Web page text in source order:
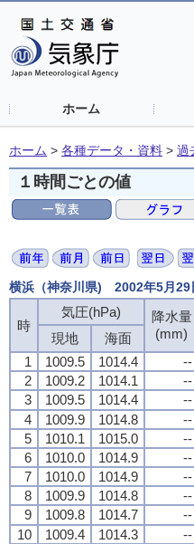
ホーム
ホーム > 各種データ・資料 > 過
１時間ごとの値
横浜（神奈川県) 2002年5月29
時
気圧(hPa)
降水量
(mm)
現地
海面
1
1009.5 1014.4 --
2
1009.2 1014.1 --
3
1009.5 1014.4 --
4
1009.9 1014.8 --
5
1010.1 1015.0 --
6
1010.0 1014.9 --
7
1010.0 1014.9 --
8
1009.9 1014.8 --
9
1009.8 1014.7 --
10
1009.4 1014.3 --
時
気圧(hPa)
降水量
(mm)
現地
海面
1
1009.5 1014.4 --
2
1009.2 1014.1 --
3
1009.5 1014.4 --
4
1009.9 1014.8 --
5
1010.1 1015.0 --
6
1010.0 1014.9 --
7
1010.0 1014.9 --
8
1009.9 1014.8 --
9
1009.8 1014.7 --
10
1009.4 1014.3 --
時
気圧(hPa)
降水量
(mm)
現地
海面
1
1009.5 1014.4 --
2
1009.2 1014.1 --
3
1009.5 1014.4 --
4
1009.9 1014.8 --
5
1010.1 1015.0 --
6
1010.0 1014.9 --
7
1010.0 1014.9 --
8
1009.9 1014.8 --
9
1009.8 1014.7 --
10
1009.4 1014.3 --
時
気圧(hPa)
降水量
(mm)
現地
海面
1
1009.5 1014.4 --
2
1009.2 1014.1 --
3
1009.5 1014.4 --
4
1009.9 1014.8 --
5
1010.1 1015.0 --
6
1010.0 1014.9 --
7
1010.0 1014.9 --
8
1009.9 1014.8 --
9
1009.8 1014.7 --
10
1009.4 1014.3 --